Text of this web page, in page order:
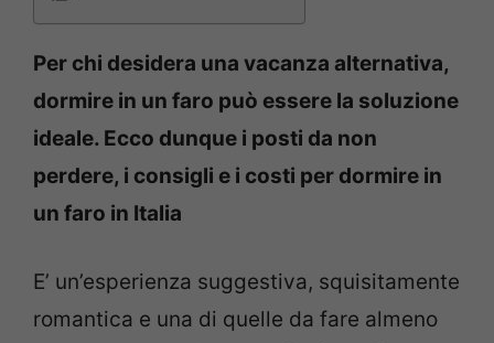
Per chi desidera una vacanza alternativa,
dormire in un faro può essere la soluzione
ideale. Ecco dunque i posti da non
perdere, i consigli e i costi per dormire in
un faro in Italia
E’ un’esperienza suggestiva, squisitamente
romantica e una di quelle da fare almeno